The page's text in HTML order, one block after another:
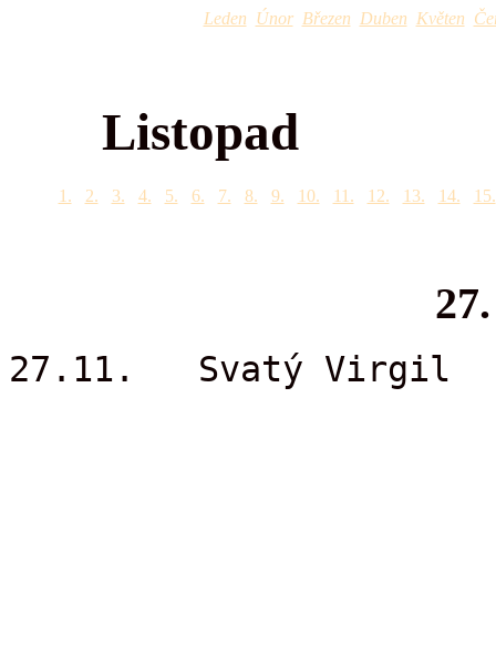
Leden Únor Březen Duben Květen
Listopad
1. 2. 3. 4. 5. 6. 7. 8. 9. 10. 11. 12. 13. 14. 15.
27.11. Svatý Virgil